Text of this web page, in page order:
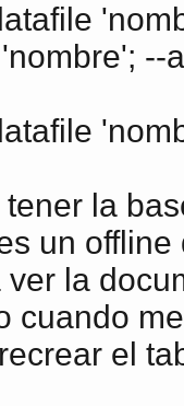
la
un
la
cuando
el